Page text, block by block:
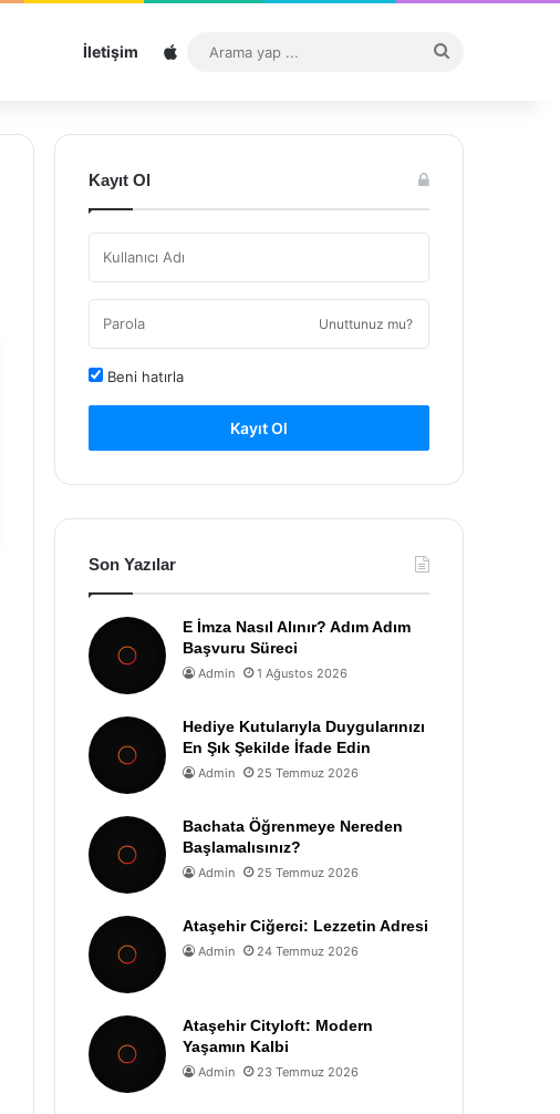
İletişim Sitemap
...
Kayıt Ol
Unuttunuz mu?
Beni hatırla
Kayıt Ol
Son Yazılar
E İmza Nasıl Alınır? Adım Adım
Başvuru Süreci
Admin 1 Ağustos 2026
Hediye Kutularıyla Duygularınızı
En Şık Şekilde İfade Edin
Admin 25 Temmuz 2026
Bachata Öğrenmeye Nereden
Başlamalısınız?
Admin 25 Temmuz 2026
Ataşehir Ciğerci: Lezzetin Adresi
Admin 24 Temmuz 2026
Ataşehir Cityloft: Modern
Yaşamın Kalbi
Admin 23 Temmuz 2026